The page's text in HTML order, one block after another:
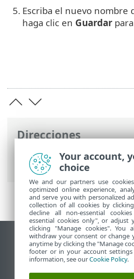
Direcciones
Ayuda en línea de ESET>
Trabajar con ESET HOME
>
5. Escriba el nuevo nombre
haga clic en Guardar
Ver sitio para ordenador
End of Life
Base de conocimiento de
Your account,
choice
We and our partners use
optimized online experience,
and serve you with personalized
collection of all cookies by
decline all non-essential
essential cookies only", or adjust
clicking "Manage cookies".
withdraw your consent or change
anytime by clicking the "Manage
footer or in your account settings
information, see ourCookie Policy.